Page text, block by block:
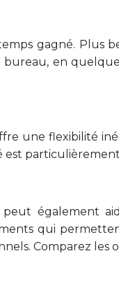
gagné. Plus
en
une flexibilité
également
qui
Comparez